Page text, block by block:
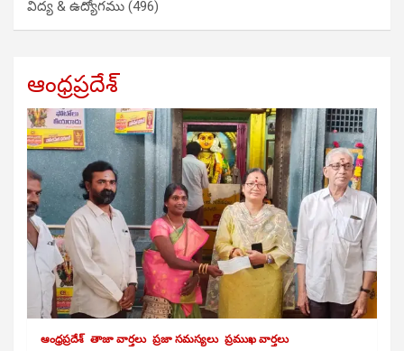
విద్య & ఉద్యోగము (496)
ఆంధ్రప్రదేశ్
ఆంధ్రప్రదేశ్ తాజా వార్తలు ప్రజా సమస్యలు ప్రముఖ వార్తలు